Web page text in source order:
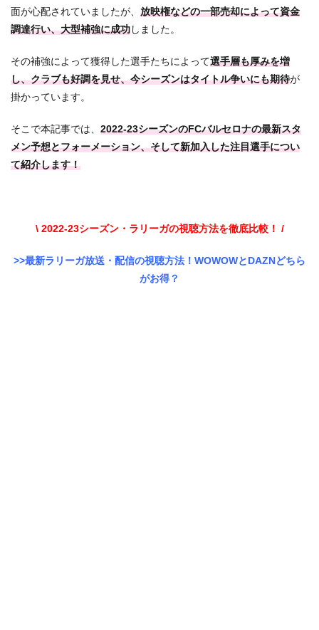
面が心配されていましたが、 放映権などの一部売却によって資金
調達行い、大型補強に成功しました。
その補強によって獲得した選手たちによって選手層も厚みを増
し、クラブも好調を見せ、今シーズンはタイトル争いにも期待が
掛かっています。
そこで本記事では、 2022-23シーズンのFCバルセロナの最新スタ
メン予想とフォーメーション、そして新加入した注目選手につい
て紹介します！
\ 2022-23シーズン・ラリーガの視聴方法を徹底比較！ /
>>最新ラリーガ放送・配信の視聴方法！WOWOWとDAZNどちら
がお得？